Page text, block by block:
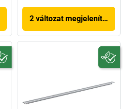
2 változat megjelenítése